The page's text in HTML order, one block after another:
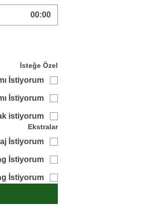
:
İsteğe Özel
İstiyorum
İstiyorum
istiyorum
Ekstralar
İstiyorum
İstiyorum
İstiyorum